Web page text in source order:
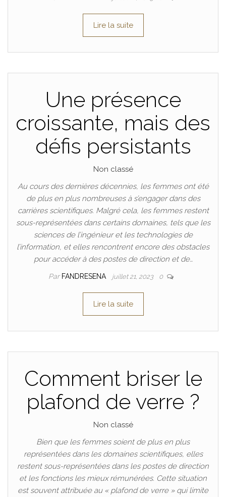
Lire la suite
Une présence
croissante, mais des
défis persistants
Non classé
Au cours des dernières décennies, les femmes ont été
de plus en plus nombreuses à s’engager dans des
carrières scientifiques. Malgré cela, les femmes restent
sous-représentées dans certains domaines, tels que les
sciences de l’ingénieur et les technologies de
l’information, et elles rencontrent encore des obstacles
pour accéder à des postes de direction et de…
Par FANDRESENA juillet 21, 2023 0
Lire la suite
Comment briser le
plafond de verre ?
Non classé
Bien que les femmes soient de plus en plus
représentées dans les domaines scientifiques, elles
restent sous-représentées dans les postes de direction
et les fonctions les mieux rémunérées. Cette situation
est souvent attribuée au « plafond de verre » qui limite